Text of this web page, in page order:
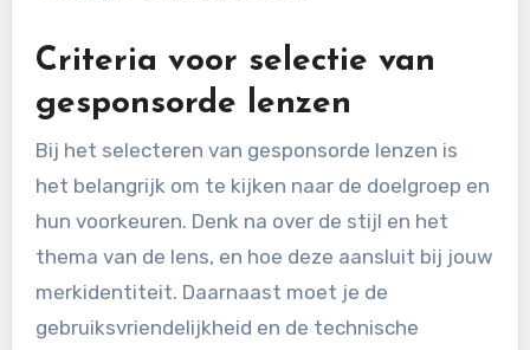
Criteria voor selectie van
gesponsorde lenzen
Bij het selecteren van gesponsorde lenzen is
het belangrijk om te kijken naar de doelgroep en
hun voorkeuren. Denk na over de stijl en het
thema van de lens, en hoe deze aansluit bij jouw
merkidentiteit. Daarnaast moet je de
gebruiksvriendelijkheid en de technische